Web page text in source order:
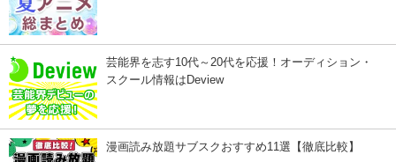
芸能界を志す10代～20代を応援！オーディション・
スクール情報はDeview
漫画読み放題サブスクおすすめ11選【徹底比較】